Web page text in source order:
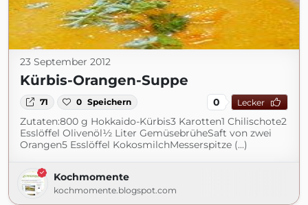
23 September 2012
Kürbis-Orangen-Suppe
71 0 Speichern 0 Lecker
Zutaten:800 g Hokkaido-Kürbis3 Karotten1 Chilischote2
Esslöffel Olivenöl½ Liter GemüsebrüheSaft von zwei
Orangen5 Esslöffel KokosmilchMesserspitze (...)
Kochmomente
kochmomente.blogspot.com